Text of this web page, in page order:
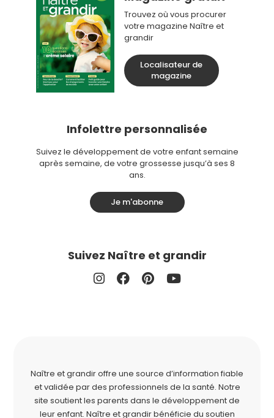
Trouvez où vous procurer
votre magazine Naître et
grandir
Localisateur de
magazine
Infolettre personnalisée
Suivez le développement de votre enfant semaine
après semaine, de votre grossesse jusqu’à ses 8
ans.
Je m'abonne
Suivez Naître et grandir
Naître et grandir offre une source d’information fiable
et validée par des professionnels de la santé. Notre
site soutient les parents dans le développement de
leur enfant. Naître et grandir bénéficie du soutien